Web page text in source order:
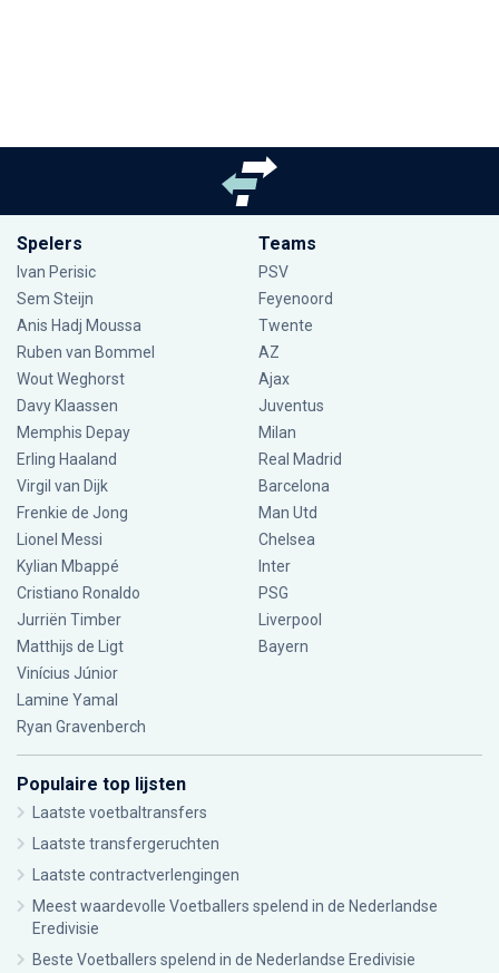
Spelers
Ivan Perisic
Sem Steijn
Anis Hadj Moussa
Ruben van Bommel
Wout Weghorst
Davy Klaassen
Memphis Depay
Erling Haaland
Virgil van Dijk
Frenkie de Jong
Lionel Messi
Kylian Mbappé
Cristiano Ronaldo
Jurriën Timber
Matthijs de Ligt
Vinícius Júnior
Lamine Yamal
Ryan Gravenberch
Teams
PSV
Feyenoord
Twente
AZ
Ajax
Juventus
Milan
Real Madrid
Barcelona
Man Utd
Chelsea
Inter
PSG
Liverpool
Bayern
Populaire top lijsten
Laatste voetbaltransfers
Laatste transfergeruchten
Laatste contractverlengingen
Meest waardevolle Voetballers spelend in de Nederlandse
Eredivisie
Beste Voetballers spelend in de Nederlandse Eredivisie